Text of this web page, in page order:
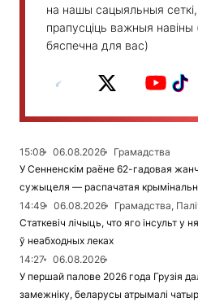
на нашы сацыяльныя
прапусціць важныя навіны
бяспечна для вас)
15:08 06.08.2026
Грамадства
У Сенненскім раёне 62-гадовая
сужыцеля — распачатая
14:49
06.08.2026
Грамадства,
Статкевіч лічыць, что яго інсульт у
ў неабходных леках
14:27
06.08.2026
У першай палове 2026 года Грузія
замежніку, беларусы атрымалі